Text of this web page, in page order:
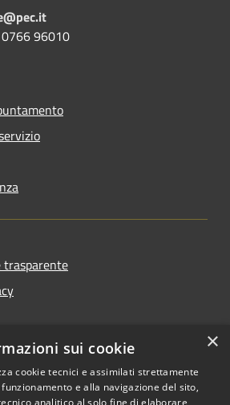
96010
×
sui cookie
cookie tecnici e assimilati strettamente
e alla navigazione del sito,
analitico al solo fine di elaborare